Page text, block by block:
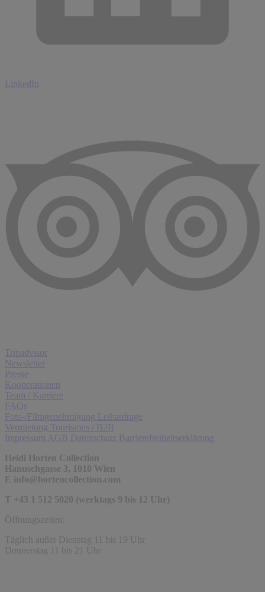
LinkedIn
Tripadvisor
Newsletter
Presse
Kooperationen
Team / Karriere
FAQs
Foto-/Filmgenehmigung Leihanfrage
Vermietung Tourismus / B2B
Impressum AGB Datenschutz Barrierefreiheitserklärung
Heidi Horten Collection
Hanuschgasse 3, 1010 Wien
E info@hortencollection.com
T +43 1 512 5020 (werktags 9 bis 12 Uhr)
Öffnungszeiten:
Täglich außer Dienstag 11 bis 19 Uhr
Donnerstag 11 bis 21 Uhr